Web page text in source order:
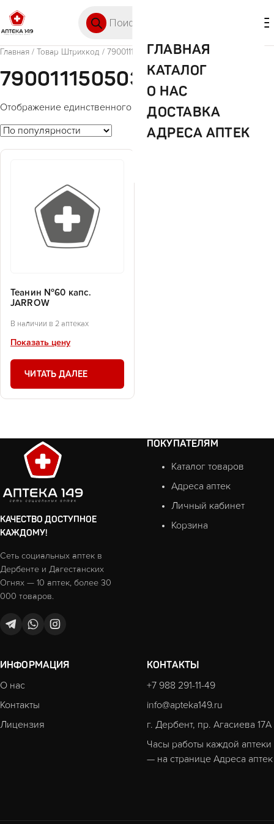
ГЛАВНАЯ
КАТАЛОГ
О НАС
ДОСТАВКА
АДРЕСА АПТЕК
Главная / Товар Штрихкод / 790011150503
790011150503
Отображение единственного товара
Теанин №60 капс.
JARROW
В наличии в 2 аптеках
Показать цену
ЧИТАТЬ ДАЛЕЕ
КАЧЕСТВО ДОСТУПНОЕ
КАЖДОМУ!
Сеть социальных аптек в
Дербенте и Дагестанских
Огнях — 10 аптек, более 30
000 товаров.
ПОКУПАТЕЛЯМ
Каталог товаров
Адреса аптек
Личный кабинет
Корзина
ИНФОРМАЦИЯ
О нас
Контакты
Лицензия
КОНТАКТЫ
+7 988 291-11-49
info@apteka149.ru
г. Дербент, пр. Агасиева 17А
Часы работы каждой аптеки
— на странице Адреса аптек